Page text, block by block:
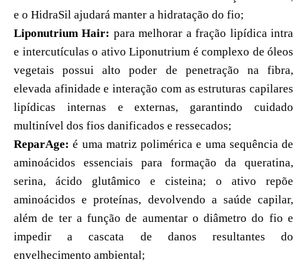
e o HidraSil ajudará manter a hidratação do fio;
Liponutrium Hair: para melhorar a fração lipídica intra
e intercutículas o ativo Liponutrium é complexo de óleos
vegetais possui alto poder de penetração na fibra,
elevada afinidade e interação com as estruturas capilares
lipídicas internas e externas, garantindo cuidado
multinível dos fios danificados e ressecados;
ReparAge:é uma matriz polimérica e uma sequência de
aminoácidos essenciais para formação da queratina,
serina, ácido glutâmico e cisteina; o ativo repõe
aminoácidos e proteínas, devolvendo a saúde capilar,
além de ter a função de aumentar o diâmetro do fio e
impedir a cascata de danos resultantes do
envelhecimento ambiental;